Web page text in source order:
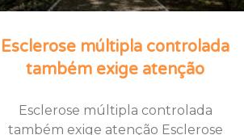
Esclerose múltipla controlada
também exige atenção
Esclerose múltipla controlada
também exige atenção Esclerose